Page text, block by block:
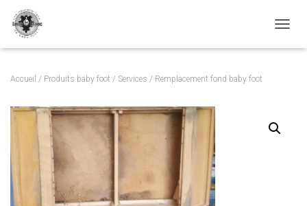
Accueil / Produits baby foot / Services / Remplacement fond baby foot